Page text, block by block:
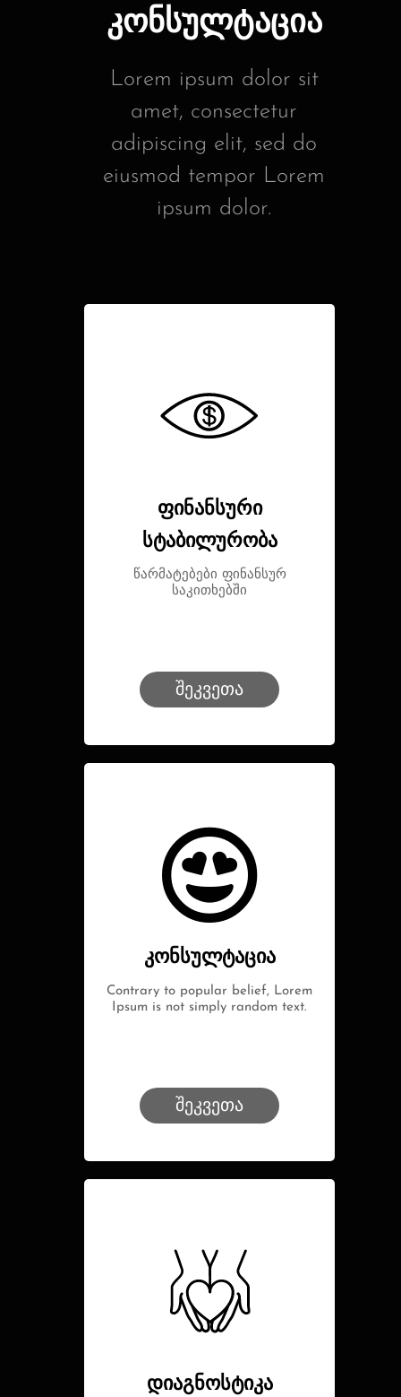
კონსულტაცია
Lorem ipsum dolor sit
amet, consectetur
adipiscing elit, sed do
eiusmod tempor Lorem
ipsum dolor.
ფინანსური
სტაბილურობა
წარმატებები ფინანსურ
საკითხებში
შეკვეთა
კონსულტაცია
Contrary to popular belief, Lorem
Ipsum is not simply random text.
შეკვეთა
დიაგნოსტიკა